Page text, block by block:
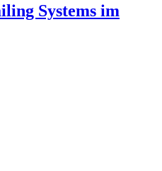
Systems im